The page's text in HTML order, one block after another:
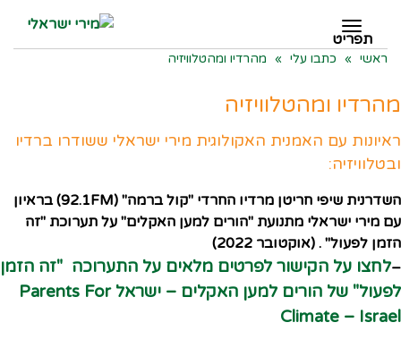
תפריט
תפריט
ראשי » כתבו עלי » מהרדיו ומהטלוויזיה
מהרדיו ומהטלוויזיה
ראיונות עם האמנית האקולוגית מירי ישראלי ששודרו ברדיו
ובטלוויזיה:
השדרנית שיפי חריטן מרדיו החרדי "קול ברמה"
(92.1FM) בראיון
עם מירי ישראלי מתנועת "הורים למען האקלים" על תערוכת "זה
הזמן לפעול" . (אוקטובר 2022)
–לחצו על הקישור לפרטים מלאים על התערוכה "זה הזמן
לפעול" של הורים למען האקלים – ישראל Parents For
Climate – Israel